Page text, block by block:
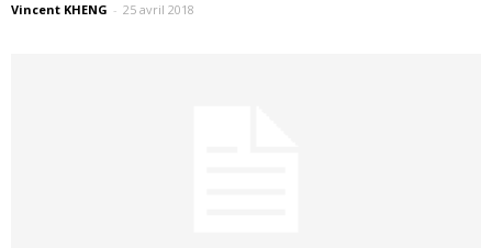
Vincent KHENG - 25 avril 2018